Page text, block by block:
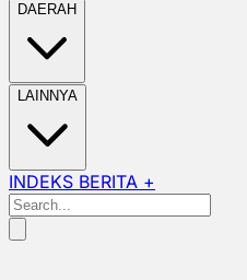
DAERAH
LAINNYA
INDEKS BERITA +